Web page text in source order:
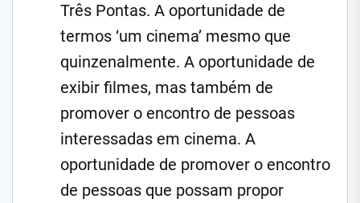
Três Pontas. A oportunidade de
termos ‘um cinema’ mesmo que
quinzenalmente. A oportunidade de
exibir filmes, mas também de
promover o encontro de pessoas
interessadas em cinema. A
oportunidade de promover o encontro
de pessoas que possam propor